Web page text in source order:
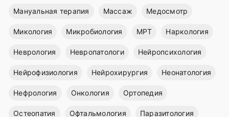
Мануальная терапия Массаж Медосмотр
Микология Микробиология МРТ Наркология
Неврология Невропатологи Нейропсихология
Нейрофизиология Нейрохирургия Неонатология
Нефрология Онкология Ортопедия
Остеопатия Офтальмология Паразитология